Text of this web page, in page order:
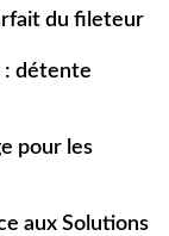
du fileteur
: détente
pour les
aux Solutions